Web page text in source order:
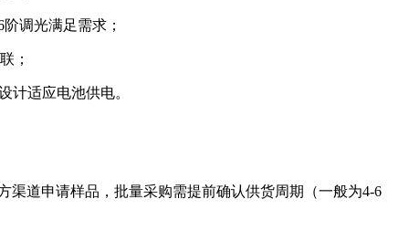
调光满足需求；
；
计适应电池供电。
渠道申请样品，批量采购需提前确认供货周期（一般为4-6